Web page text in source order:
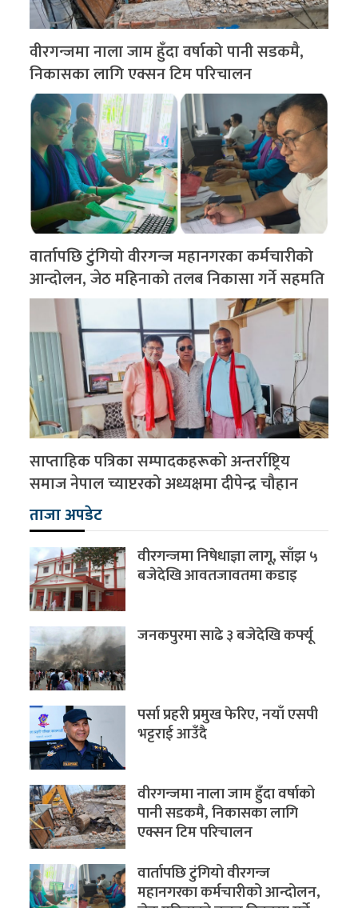
वीरगन्जमा नाला जाम हुँदा वर्षाको पानी सडकमै,
निकासका लागि एक्सन टिम परिचालन
वार्तापछि टुंगियो वीरगन्ज महानगरका कर्मचारीको
आन्दोलन, जेठ महिनाको तलब निकासा गर्ने सहमति
साप्ताहिक पत्रिका सम्पादकहरूको अन्तर्राष्ट्रिय
समाज नेपाल च्याप्टरको अध्यक्षमा दीपेन्द्र चौहान
ताजा अपडेट
वीरगन्जमा निषेधाज्ञा लागू, साँझ ५
बजेदेखि आवतजावतमा कडाइ
जनकपुरमा साढे ३ बजेदेखि कर्फ्यू
पर्सा प्रहरी प्रमुख फेरिए, नयाँ एसपी
भट्टराई आउँदै
वीरगन्जमा नाला जाम हुँदा वर्षाको
पानी सडकमै, निकासका लागि
एक्सन टिम परिचालन
वार्तापछि टुंगियो वीरगन्ज
महानगरका कर्मचारीको आन्दोलन,